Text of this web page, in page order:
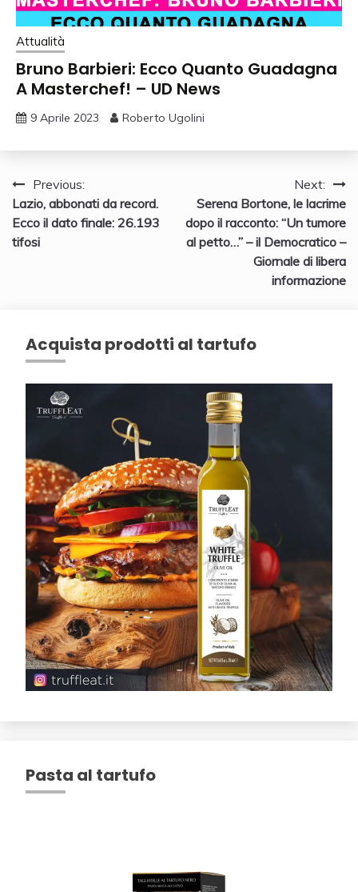
Attualità
Bruno Barbieri: Ecco Quanto Guadagna
A Masterchef! – UD News
9 Aprile 2023 Roberto Ugolini
Navigazione
articoli
Previous:
Lazio, abbonati da record.
Ecco il dato finale: 26.193
tifosi
Next:
Serena Bortone, le lacrime
dopo il racconto: “Un tumore
al petto…” – il Democratico –
Giornale di libera
informazione
Acquista prodotti al tartufo
Pasta al tartufo